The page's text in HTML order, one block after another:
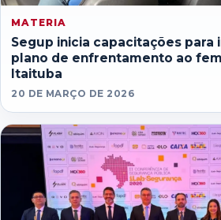
MATERIA
Segup inicia capacitações para
plano de enfrentamento ao
Itaituba
20 DE MARÇO DE 2026